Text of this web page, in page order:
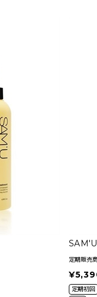
定期販売
定期初回